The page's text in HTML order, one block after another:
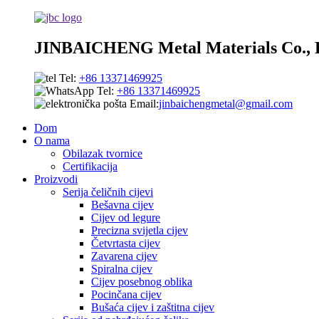
JINBAICHENG Metal Materials Co.,
Tel: +86 13371469925
Tel: +86 13371469925
Email:jinbaichengmetal@gmail.com
Dom
O nama
Obilazak tvornice
Certifikacija
Proizvodi
Serija čeličnih cijevi
Bešavna cijev
Cijev od legure
Precizna svijetla cijev
Četvrtasta cijev
Zavarena cijev
Spiralna cijev
Cijev posebnog oblika
Pocinčana cijev
Bušaća cijev i zaštitna cijev